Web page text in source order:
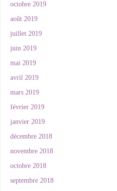
octobre 2019
août 2019
juillet 2019
juin 2019
mai 2019
avril 2019
mars 2019
février 2019
janvier 2019
décembre 2018
novembre 2018
octobre 2018
septembre 2018